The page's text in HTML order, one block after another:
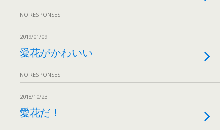
NO RESPONSES
2019/01/09
愛花がかわいい
NO RESPONSES
2018/10/23
愛花だ！